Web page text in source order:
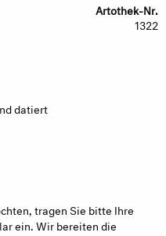
Artothek-Nr.
1322
datiert
tragen Sie bitte Ihre
ein. Wir bereiten die